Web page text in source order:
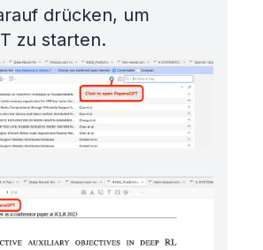
drücken, um
zu starten.